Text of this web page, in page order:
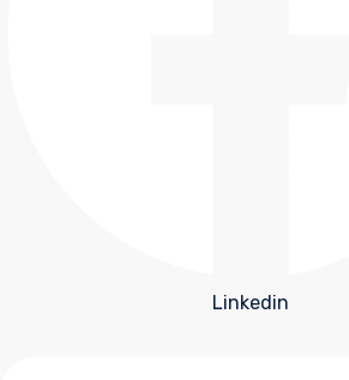
Linkedin